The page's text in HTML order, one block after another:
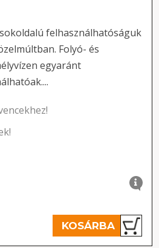
felhasználhatóságuk
Folyó- és
egyaránt
KOSÁRBA